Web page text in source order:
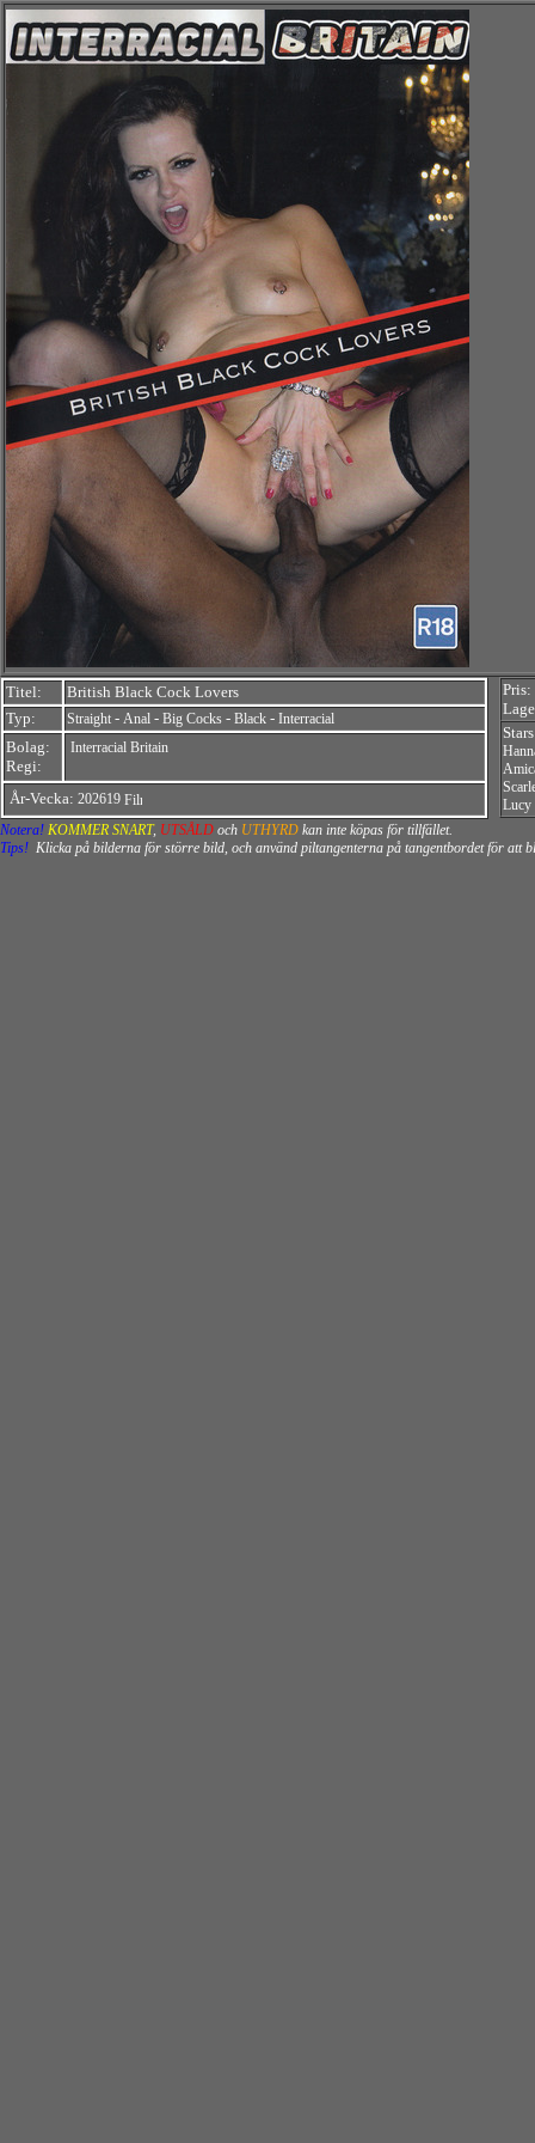
Titel:
British Black Cock Lovers
Typ:
Straight - Anal - Big Cocks - Black - Interracial
Bolag:
Regi:
Interracial Britain
År-Vecka: 202619
Lucy
Notera! KOMMER SNART, UTSÅLD och UTHYRD kan inte köpas för tillfället.
Tips! Klicka på bilderna för större bild, och använd piltangenterna på tangentbordet för att